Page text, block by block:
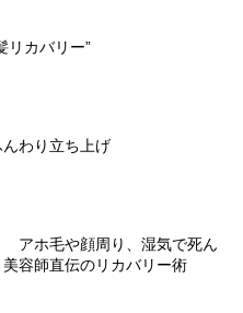
リカバリー”
わり立ち上げ
アホ毛や顔周り、湿気で死ん
容師直伝のリカバリー術